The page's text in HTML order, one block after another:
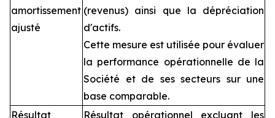
amortissement
ajusté
(revenus) ainsi que la dépréciation
d'actifs.
Cette mesure est utilisée pour évaluer
la performance opérationnelle de la
Société et de ses secteurs sur une
base comparable.
Résultat
Résultat opérationnel excluant les